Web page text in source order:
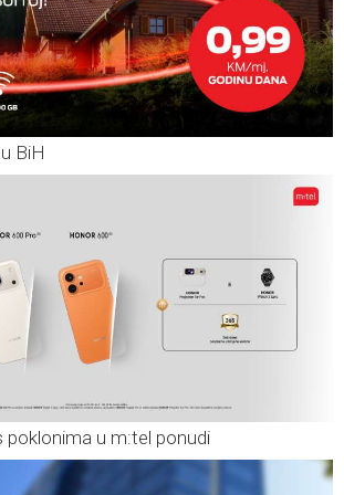
BiH
poklonima u m:tel ponudi